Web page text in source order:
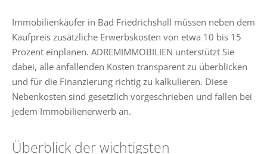
Immobilienkäufer in Bad Friedrichshall müssen neben dem
Kaufpreis zusätzliche Erwerbskosten von etwa 10 bis 15
Prozent einplanen. ADREMIMMOBILIEN unterstützt Sie
dabei, alle anfallenden Kosten transparent zu überblicken
und für die Finanzierung richtig zu kalkulieren. Diese
Nebenkosten sind gesetzlich vorgeschrieben und fallen bei
jedem Immobilienerwerb an.
Überblick der wichtigsten